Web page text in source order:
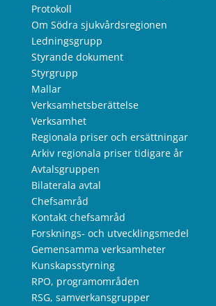
Protokoll
Om Södra sjukvårdsregionen
Ledningsgrupp
Styrande dokument
Styrgrupp
Mallar
Verksamhetsberättelse
Verksamhet
Regionala priser och ersättningar
Arkiv regionala priser tidigare år
Avtalsgruppen
Bilaterala avtal
Chefsamråd
Kontakt chefsamråd
Forsknings- och utvecklingsmedel
Gemensamma verksamheter
Kunskapsstyrning
RPO, programområden
RSG, samverkansgrupper